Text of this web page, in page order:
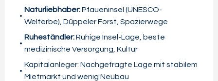
Naturliebhaber:Pfaueninsel (UNESCO-
Welterbe), Düppeler Forst, Spazierwege
Ruheständler:Ruhige Insel-Lage, beste
medizinische Versorgung, Kultur
Kapitalanleger: Nachgefragte Lage mit stabilem
Mietmarkt und wenig Neubau